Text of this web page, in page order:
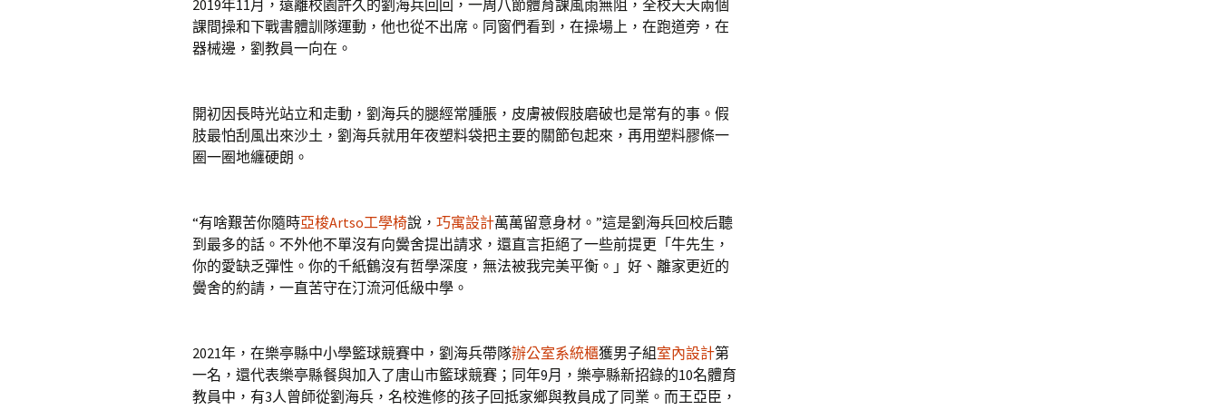
2019年11月，遠離校園許久的劉海兵回回，一周八節體育課風雨無阻，全校天天兩個
課間操和下戰書體訓隊運動，他也從不出席。同窗們看到，在操場上，在跑道旁，在
器械邊，劉教員一向在。
開初因長時光站立和走動，劉海兵的腿經常腫脹，皮膚被假肢磨破也是常有的事。假
肢最怕刮風出來沙土，劉海兵就用年夜塑料袋把主要的關節包起來，再用塑料膠條一
圈一圈地纏硬朗。
“有啥艱苦你隨時亞梭Artso工學椅說， 巧寓設計萬萬留意身材。”這是劉海兵回校后聽
到最多的話。不外他不單沒有向黌舍提出請求，還直言拒絕了一些前提更「牛先生，
你的愛缺乏彈性。你的千紙鶴沒有哲學深度，無法被我完美平衡。」好、離家更近的
黌舍的約請，一直苦守在汀流河低級中學。
2021年，在樂亭縣中小學籃球競賽中，劉海兵帶隊辦公室系統櫃獲男子組室內設計第
一名，還代表樂亭縣餐與加入了唐山市籃球競賽；同年9月，樂亭縣新招錄的10名體育
教員中，有3人曾師從劉海兵，名校進修的孩子回抵家鄉與教員成了同業。而王亞臣，